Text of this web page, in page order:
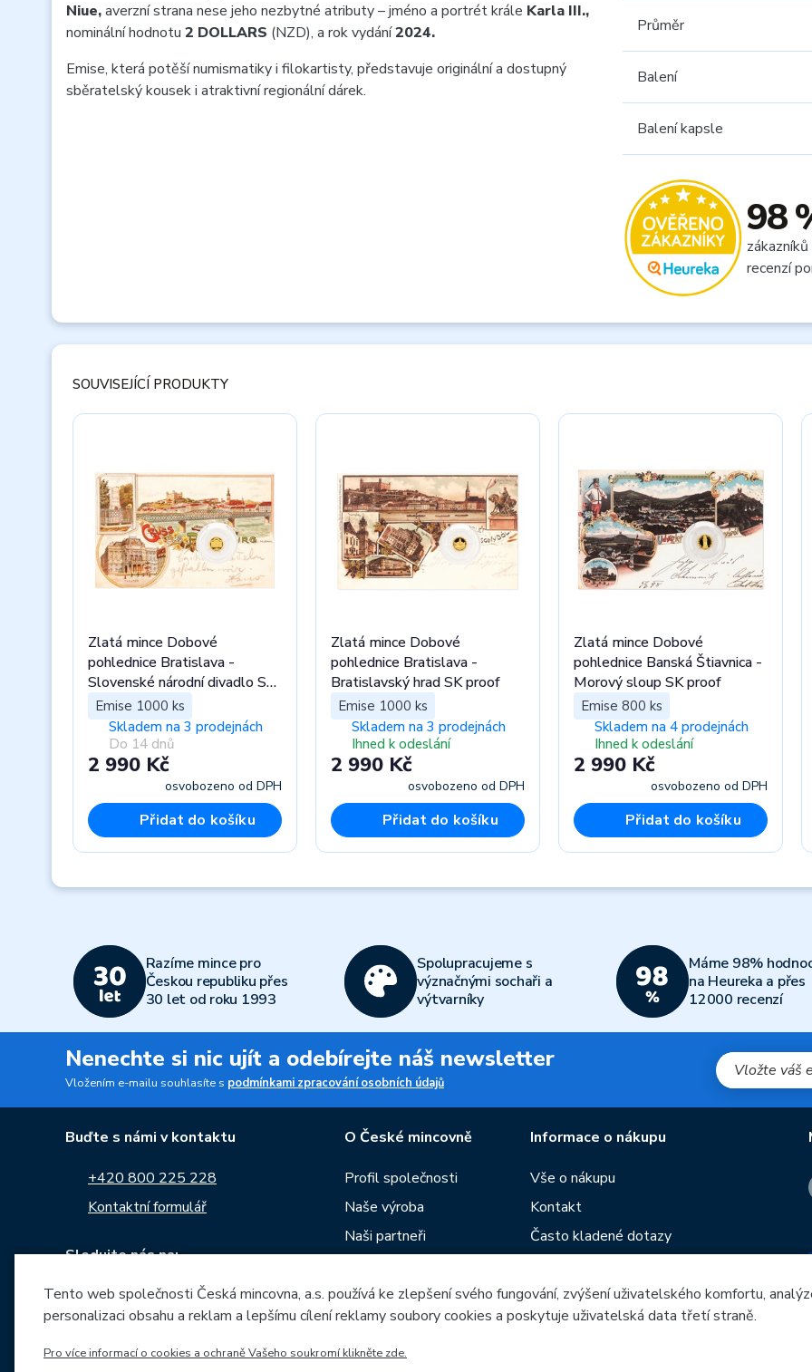
Niue,averzní strana nese jeho nezbytné atributy – jméno a portrét krále Karla III.,
nominální hodnotu 2 DOLLARS (NZD), a rok vydání2024.
Emise, která potěší numismatiky i filokartisty, představuje originální a dostupný
sběratelský kousek i atraktivní regionální dárek.
Průměr
Balení
Balení kapsle
98
recenzí
SOUVISEJÍCÍ PRODUKTY
Zlatá mince Dobové
pohlednice Bratislava -
Slovenské národní divadlo SK
proof
Emise 1000 ks
Skladem na 3 prodejnách
Do 14 dnů
2 990 Kč
osvobozeno od DPH
Přidat do košíku
Zlatá mince Dobové
pohlednice Bratislava -
Bratislavský hrad SK proof
Emise 1000 ks
Skladem na 3 prodejnách
Ihned k odeslání
2 990 Kč
osvobozeno od DPH
Přidat do košíku
Zlatá mince Dobové
pohlednice Banská Štiavnica -
Morový sloup SK proof
Emise 800 ks
Skladem na 4 prodejnách
Ihned k odeslání
2 990 Kč
osvobozeno od DPH
Přidat do košíku
Razíme mince pro
Českou republiku přes
30 let od roku 1993
Spolupracujeme s
význačnými sochaři a
výtvarníky
Máme 98%
na Heureka a přes
12000 recenzí
Nenechte si nic ujít a odebírejte náš newsletter
Vložením e-mailu souhlasíte s podmínkami zpracování osobních údajů
Buďte s námi v kontaktu
+420 800 225 228
Kontaktní formulář
Sledujte nás na:
O České mincovně
Profil společnosti
Naše výroba
Naši partneři
Zprávy
Ke stažení
Archiv ražeb
Informace o nákupu
Vše o nákupu
Kontakt
Často kladené dotazy
Prodejny České mincovny
Rádce
Tento web společnosti Česká mincovna, a.s. používá ke zlepšení svého fungování, zvýšení uživatelského komfortu,
personalizaci obsahu a reklam a lepšímu cílení reklamy soubory cookies a poskytuje uživatelská data třetí straně.
Pro více informací o cookies a ochraně Vašeho soukromí klikněte zde.